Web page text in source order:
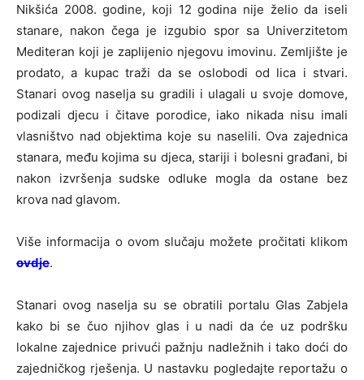
Nikšića 2008. godine, koji 12 godina nije želio da iseli
stanare, nakon čega je izgubio spor sa Univerzitetom
Mediteran koji je zaplijenio njegovu imovinu. Zemljište je
prodato, a kupac traži da se oslobodi od lica i stvari.
Stanari ovog naselja su gradili i ulagali u svoje domove,
podizali djecu i čitave porodice, iako nikada nisu imali
vlasništvo nad objektima koje su naselili. Ova zajednica
stanara, među kojima su djeca, stariji i bolesni građani, bi
nakon izvršenja sudske odluke mogla da ostane bez
krova nad glavom.
Više informacija o ovom slučaju možete pročitati klikom
ovdje.
Stanari ovog naselja su se obratili portalu Glas Zabjela
kako bi se čuo njihov glas i u nadi da će uz podršku
lokalne zajednice privući pažnju nadležnih i tako doći do
zajedničkog rješenja. U nastavku pogledajte reportažu o